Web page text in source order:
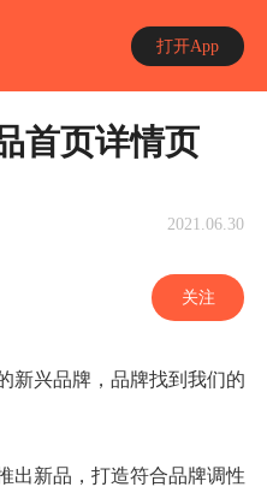
打开App
首页详情页
2021.06.30
关注
新兴品牌，品牌找到我们的
出新品，打造符合品牌调性